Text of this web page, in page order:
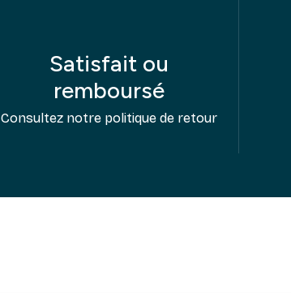
Satisfait ou
remboursé
Consultez notre politique de retour